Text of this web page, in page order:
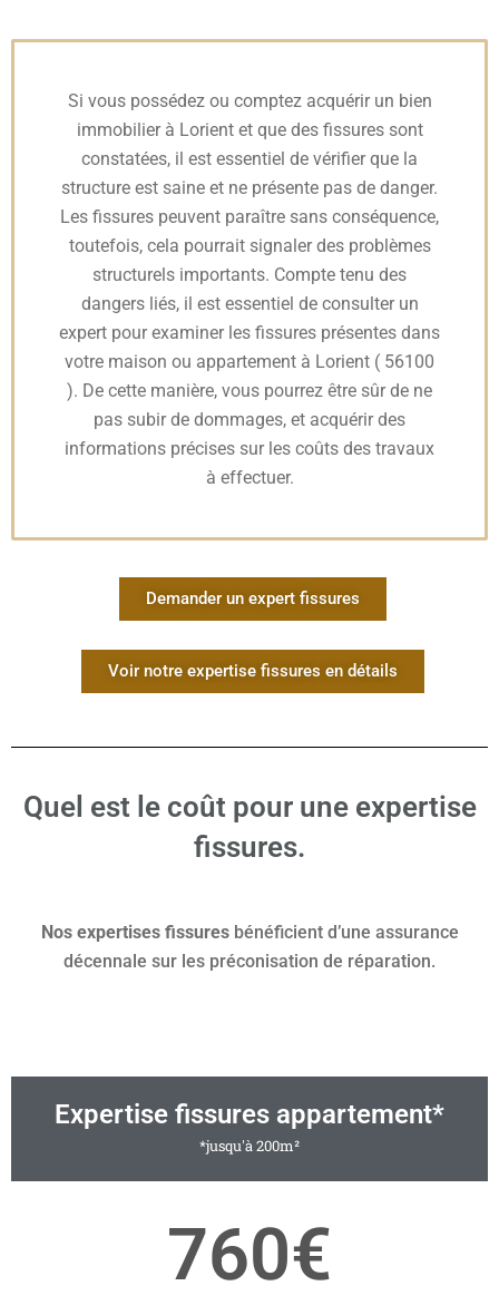
Si vous possédez ou comptez acquérir un bien
immobilier à Lorient et que des fissures sont
constatées, il est essentiel de vérifier que la
structure est saine et ne présente pas de danger.
Les fissures peuvent paraître sans conséquence,
toutefois, cela pourrait signaler des problèmes
structurels importants. Compte tenu des
dangers liés, il est essentiel de consulter un
expert pour examiner les fissures présentes dans
votre maison ou appartement à Lorient ( 56100
). De cette manière, vous pourrez être sûr de ne
pas subir de dommages, et acquérir des
informations précises sur les coûts des travaux
à effectuer.
Demander un expert fissures
Voir notre expertise fissures en détails
Quel est le coût pour une expertise
fissures.
Nos expertises fissuresbénéficient d’une assurance
décennale sur les préconisation de réparation.
Expertise fissures appartement*
*jusqu'à 200m²
760€